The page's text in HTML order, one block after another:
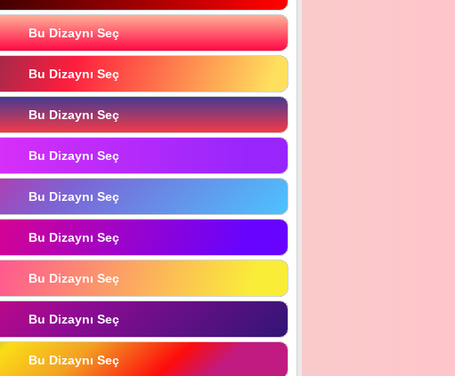
Bu Dizaynı Seç
Bu Dizaynı Seç
Bu Dizaynı Seç
Bu Dizaynı Seç
Bu Dizaynı Seç
Bu Dizaynı Seç
Bu Dizaynı Seç
Bu Dizaynı Seç
Bu Dizaynı Seç